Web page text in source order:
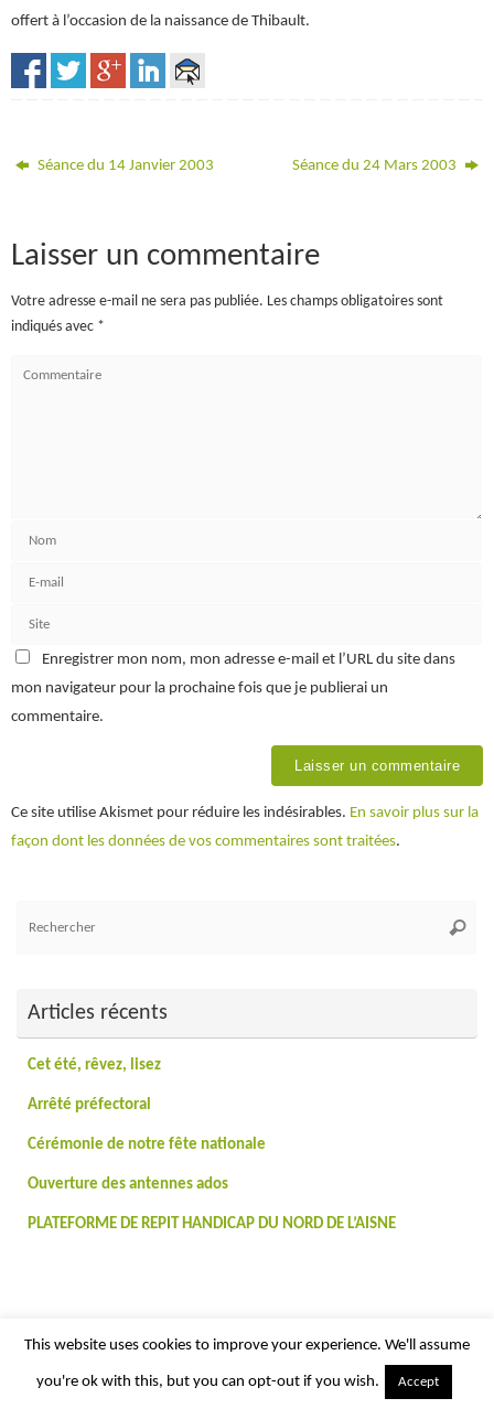
offert à l’occasion de la naissance de Thibault.
Séance du 14 Janvier 2003 Séance du 24 Mars 2003
Laisser un commentaire
Votre adresse e-mail ne sera pas publiée. Les champs obligatoires sont
indiqués avec *
Enregistrer mon nom, mon adresse e-mail et l’URL du site dans
mon navigateur pour la prochaine fois que je publierai un
commentaire.
Ce site utilise Akismet pour réduire les indésirables. En savoir plus sur la
façon dont les données de vos commentaires sont traitées.
Articles récents
Cet été, rêvez, lisez
Arrêté préfectoral
Cérémonie de notre fête nationale
Ouverture des antennes ados
PLATEFORME DE REPIT HANDICAP DU NORD DE L’AISNE
This website uses cookies to improve your experience. We'll assume
you're ok with this, but you can opt-out if you wish. Accept